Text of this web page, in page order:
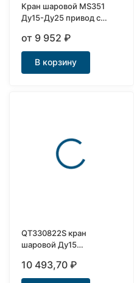
Кран шаровой MS351
Ду15-Ду25 привод с
от 9 952₽
В корзину
QT330822S кран
шаровой Ду15
приводом
10 493,70₽